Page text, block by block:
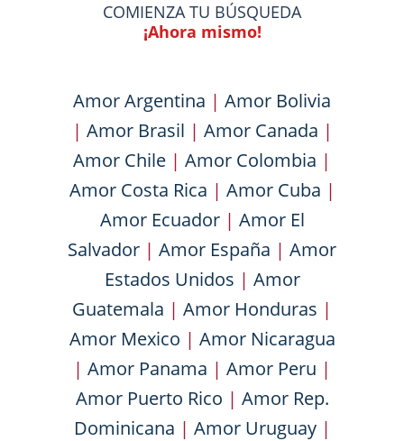
COMIENZA TU BÚSQUEDA
¡Ahora mismo!
Amor Argentina | Amor Bolivia
| Amor Brasil | Amor Canada |
Amor Chile | Amor Colombia |
Amor Costa Rica | Amor Cuba |
Amor Ecuador| Amor El
Salvador | Amor España | Amor
Estados Unidos | Amor
Guatemala | Amor Honduras |
Amor Mexico | Amor Nicaragua
| Amor Panama | Amor Peru |
Amor Puerto Rico | Amor Rep.
Dominicana | Amor Uruguay|